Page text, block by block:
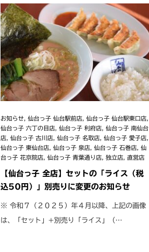
お知らせ 仙台っ子 仙台駅前店 仙台っ子 仙台駅東口店
仙台っ子 六丁の目店
仙台っ子 利府店
仙台っ子 南仙台
店
仙台っ子 古川店 仙台っ子 名取店 仙台っ子 愛子店
仙台っ子 東仙台店
仙台っ子 泉店 仙台っ子 石巻店
仙
台っ子 花京院店
仙台っ子 青葉通り店 独立店 直営店
【仙台っ子 全店】セットの「ライス（税
込50円）」別売りに変更のお知らせ
※ 令和７（２０２５）年４月以降、上記の画像
は、「セット」+別売り「ライス」（…